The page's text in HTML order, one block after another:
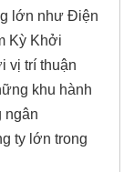
lớn như Điện
Kỳ Khởi
vị trí thuận
khu hành
ngân
ty lớn trong